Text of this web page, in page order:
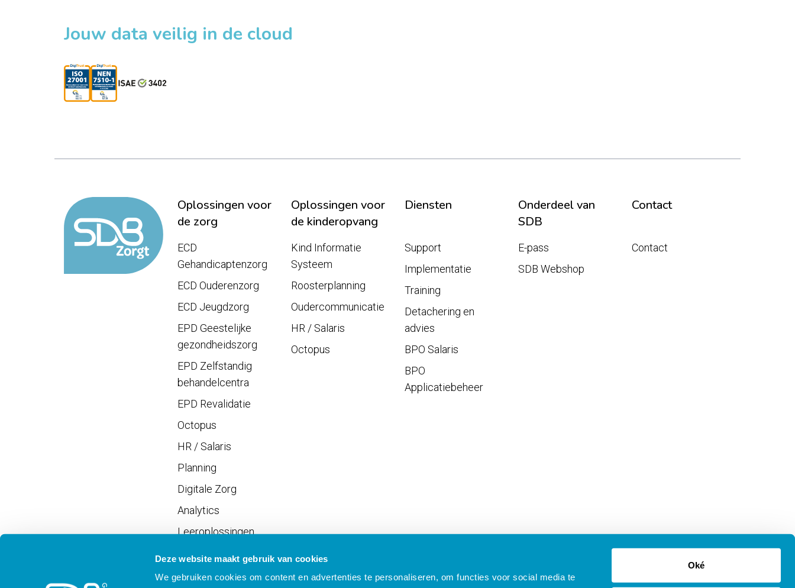
Deze website maakt gebruik van cookies
We gebruiken cookies om content en advertenties te personaliseren, om functies voor social media te
Oké
Jouw data veilig in de cloud
Oplossingen voor
de zorg
Oplossingen voor
de kinderopvang
Diensten
Onderdeel van
SDB
Contact
ECD
Gehandicaptenzorg
ECD Ouderenzorg
ECD Jeugdzorg
EPD Geestelijke
gezondheidszorg
EPD Zelfstandig
behandelcentra
EPD Revalidatie
Octopus
HR / Salaris
Planning
Digitale Zorg
Analytics
Leeroplossingen
Vrijwilligersportaal
Kind Informatie
Systeem
Roosterplanning
Oudercommunicatie
HR / Salaris
Octopus
Support
Implementatie
Training
Detachering en
advies
BPO Salaris
BPO
Applicatiebeheer
E-pass
SDB Webshop
Contact